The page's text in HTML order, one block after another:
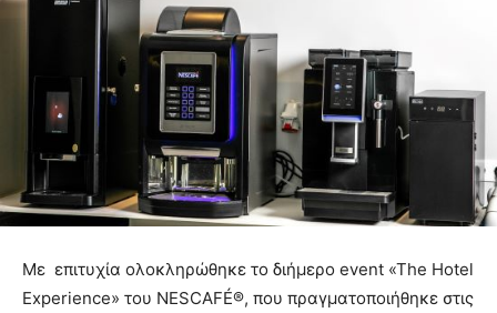
Με επιτυχία ολοκληρώθηκε το διήμερο event «The Hotel
Experience» του NESCAFÉ®, που πραγματοποιήθηκε στις